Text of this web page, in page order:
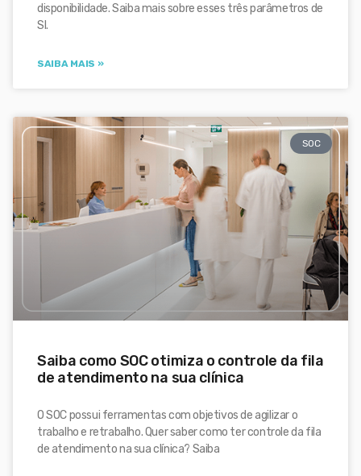
disponibilidade. Saiba mais sobre esses três parâmetros de
SI.
SAIBA MAIS »
SOC
Saiba como SOC otimiza o controle da fila
de atendimento na sua clínica
O SOC possui ferramentas com objetivos de agilizar o
trabalho e retrabalho. Quer saber como ter controle da fila
de atendimento na sua clínica? Saiba